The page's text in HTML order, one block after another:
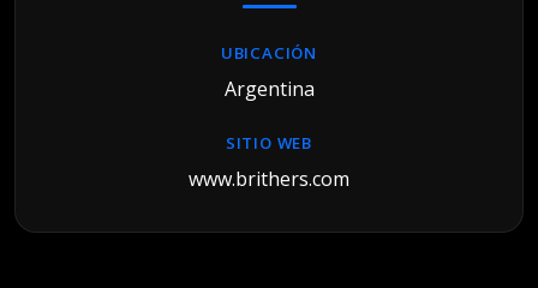
UBICACIÓN
Argentina
SITIO WEB
www.brithers.com